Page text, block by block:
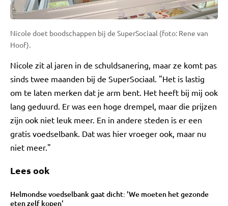
Nicole doet boodschappen bij de SuperSociaal (foto: Rene van
Hoof).
Nicole zit al jaren in de schuldsanering, maar ze komt pas
sinds twee maanden bij de SuperSociaal. "Het is lastig
om te laten merken dat je arm bent. Het heeft bij mij ook
lang geduurd. Er was een hoge drempel, maar die prijzen
zijn ook niet leuk meer. En in andere steden is er een
gratis voedselbank. Dat was hier vroeger ook, maar nu
niet meer."
Lees ook
Helmondse voedselbank gaat dicht: 'We moeten het gezonde
eten zelf kopen'